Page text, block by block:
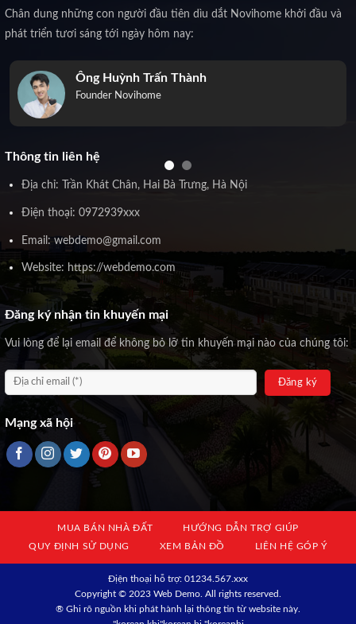
Chân dung những con người đầu tiên dìu dắt Novihome khởi đầu và
phát triển tươi sáng tới ngày hôm nay:
Ông Huỳnh Trấn Thành
Founder Novihome
Thông tin liên hệ
Địa chỉ: Trần Khát Chân, Hai Bà Trưng, Hà Nội
Điện thoại: 0972939xxx
Email: webdemo@gmail.com
Website: https://webdemo.com
Đăng ký nhận tin khuyến mại
Vui lòng để lại email để không bỏ lỡ tin khuyến mại nào của chúng tôi:
Mạng xã hội
MUA BÁN NHÀ ĐẤT
HƯỚNG DẪN TRỢ GIÚP
QUY ĐỊNH SỬ DỤNG
XEM BẢN ĐỒ LIÊN HỆ GÓP Ý
Địện thoại hỗ trợ: 01234.567.xxx
Copyright © 2023 Web Demo. All rights reserved.
® Ghi rõ nguồn khi phát hành lại thông tin từ website này.